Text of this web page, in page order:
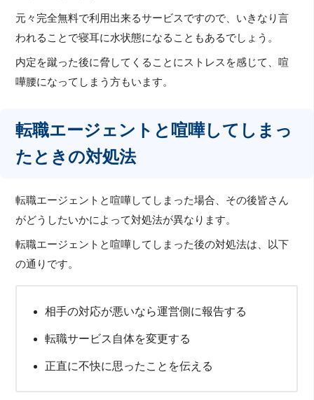
元々完全無料で利用出来るサービスですので、いきなり言
われることで寝耳に水状態になることもあるでしょう。
内定を蹴った後に脅してくることにストレスを感じて、喧
嘩腰になってしまう方もいます。
転職エージェントと喧嘩してしまっ
たときの対処法
転職エージェントと喧嘩してしまった場合、その後皆さん
がどうしたいかによって対処法が異なります。
転職エージェントと喧嘩してしまった後の対処法は、以下
の通りです。
相手の対応が悪いなら運営側に報告する
転職サービス自体を変更する
正直に不快に思ったことを伝える